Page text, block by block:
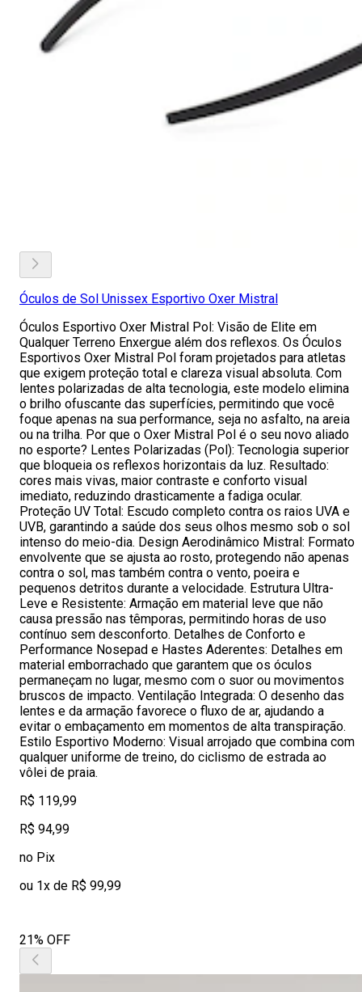
Óculos de Sol Unissex Esportivo Oxer Mistral
Óculos Esportivo Oxer Mistral Pol: Visão de Elite em
Qualquer Terreno Enxergue além dos reflexos. Os Óculos
Esportivos Oxer Mistral Pol foram projetados para atletas
que exigem proteção total e clareza visual absoluta. Com
lentes polarizadas de alta tecnologia, este modelo elimina
o brilho ofuscante das superfícies, permitindo que você
foque apenas na sua performance, seja no asfalto, na areia
ou na trilha. Por que o Oxer Mistral Pol é o seu novo aliado
no esporte? Lentes Polarizadas (Pol): Tecnologia superior
que bloqueia os reflexos horizontais da luz. Resultado:
cores mais vivas, maior contraste e conforto visual
imediato, reduzindo drasticamente a fadiga ocular.
Proteção UV Total: Escudo completo contra os raios UVA e
UVB, garantindo a saúde dos seus olhos mesmo sob o sol
intenso do meio-dia. Design Aerodinâmico Mistral: Formato
envolvente que se ajusta ao rosto, protegendo não apenas
contra o sol, mas também contra o vento, poeira e
pequenos detritos durante a velocidade. Estrutura Ultra-
Leve e Resistente: Armação em material leve que não
causa pressão nas têmporas, permitindo horas de uso
contínuo sem desconforto. Detalhes de Conforto e
Performance Nosepad e Hastes Aderentes: Detalhes em
material emborrachado que garantem que os óculos
permaneçam no lugar, mesmo com o suor ou movimentos
bruscos de impacto. Ventilação Integrada: O desenho das
lentes e da armação favorece o fluxo de ar, ajudando a
evitar o embaçamento em momentos de alta transpiração.
Estilo Esportivo Moderno: Visual arrojado que combina com
qualquer uniforme de treino, do ciclismo de estrada ao
vôlei de praia.
R$ 119,99
R$ 94,99
no Pix
ou 1x de R$ 99,99
21% OFF